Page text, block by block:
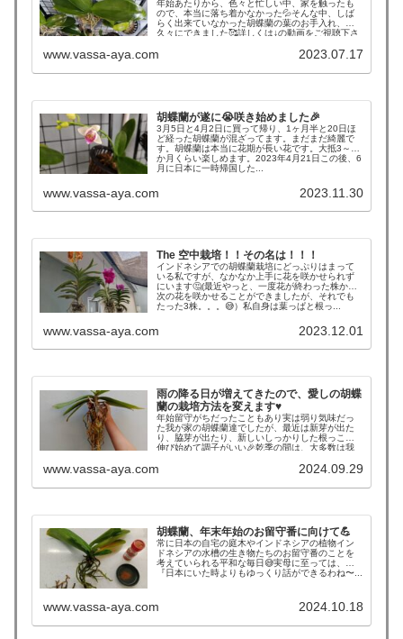
年始あたりから、色々と忙しい中、家を触ったも
ので、本当に落ち着かなかった💦そんな中、しば
らく出来ていなかった胡蝶蘭の葉のお手入れ、
久々にできました🥰詳しくは↓の動画をご視聴下さ
www.vassa-aya.com 2023.07.17
胡蝶蘭が遂に😭咲き始めました🎉
3月5日と4月2日に買って帰り、1ヶ月半と20日ほ
ど経った胡蝶蘭が混ざってます。まだまだ綺麗で
す。胡蝶蘭は本当に花期が長い花です。大抵3～４
か月くらい楽しめます。2023年4月21日この後、6
月に日本に一時帰国した...
www.vassa-aya.com 2023.11.30
The 空中栽培！！その名は！！！
インドネシアでの胡蝶蘭栽培にどっぷりはまって
いる私ですが、なかなか上手に花を咲かせられず
にいます🤔(最近やっと、一度花が終わった株から
次の花を咲かせることができましたが、それでも
たった3株。。。😅）私自身は葉っぱと根っ...
www.vassa-aya.com 2023.12.01
雨の降る日が増えてきたので、愛しの胡蝶
蘭の栽培方法を変えます♥
年始留守がちだったこともあり実は弱り気味だっ
た我が家の胡蝶蘭達でしたが、最近は新芽が出た
り、脇芽が出たり、新しいしっかりした根っこが
伸び始めて調子がいい🎉乾季の間は、大多数は我
www.vassa-aya.com 2024.09.29
胡蝶蘭、年末年始のお留守番に向けて💪
常に日本の自宅の庭木やインドネシアの植物イン
ドネシアの水槽の生き物たちのお留守番のことを
考えていられる平和な毎日😅実母に至っては、
『日本にいた時よりもゆっくり話ができるわね〜...
www.vassa-aya.com 2024.10.18